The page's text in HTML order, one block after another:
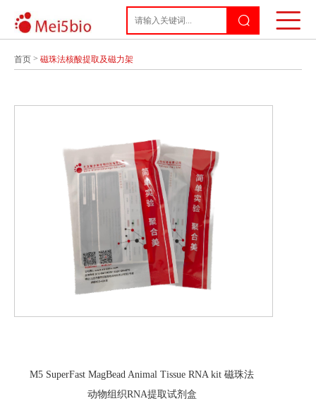
首页 > 磁珠法核酸提取及磁力架
M5 SuperFast MagBead Animal Tissue RNA kit 磁珠法
动物组织RNA提取试剂盒